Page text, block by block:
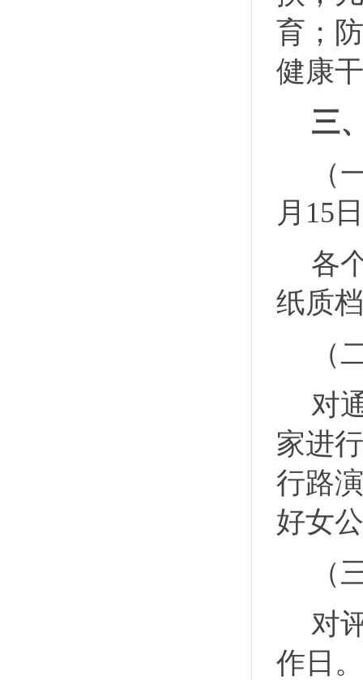
育；
健康
三
（
月15日
各
纸质
（
对
家进
行路
好女
（
对
作日。